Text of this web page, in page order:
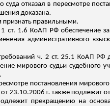
суда отказал в пересмотре
доказана.
признать правильными.
ст. 1.6 КоАП РФ обеспечение
административного
ч. 2 ст. 25.1 КоАП РФ
мирового судьи судебного
постановления
23.10.2006 г. также подлежит
прекращению на